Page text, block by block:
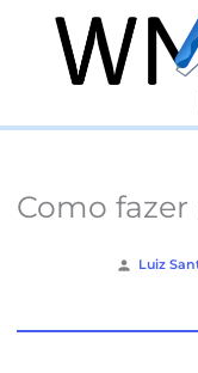
conteúdo
Como fazer
Luiz